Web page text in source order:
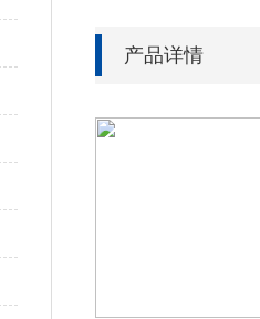
产品详情